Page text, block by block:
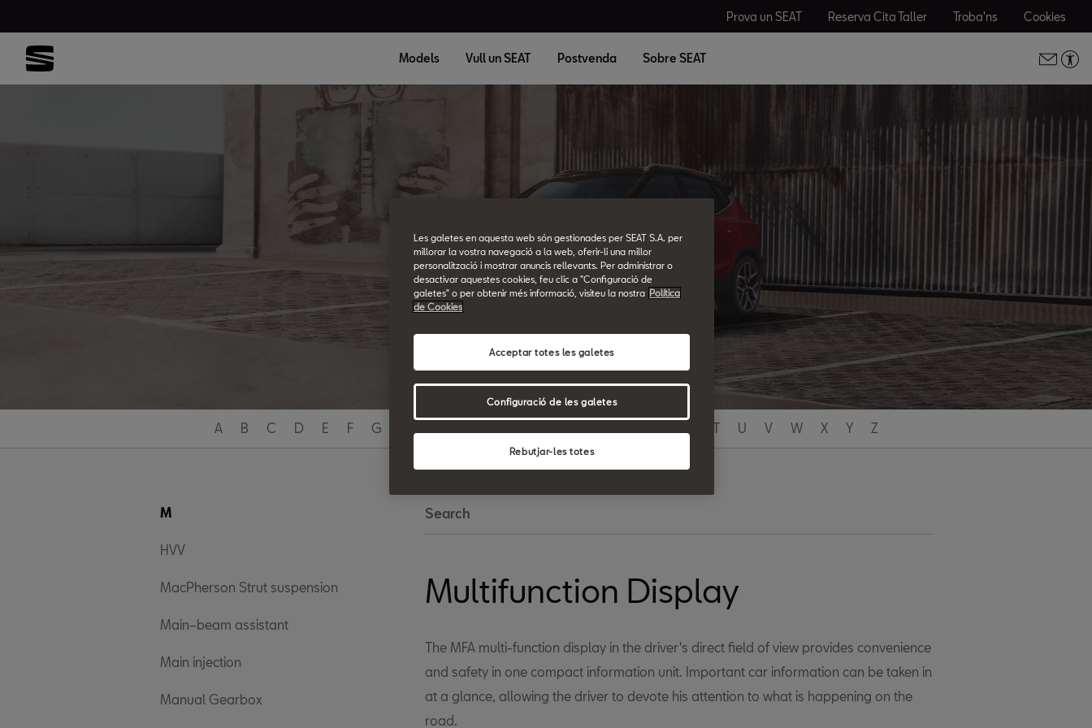
Prova un SEAT Reserva Cita Taller Troba'ns Cookies
Models Vull un SEAT Postvenda Sobre SEAT
All the details.
A B C D E F G T U V W X Y Z
M
HVV
MacPherson Strut suspension
Main–beam assistant
Main injection
Manual Gearbox
Search
Multifunction Display
The MFA multi-function display in the driver's direct field of view provides convenience
and safety in one compact information unit. Important car information can be taken in
at a glance, allowing the driver to devote his attention to what is happening on the
road.
Les galetes en aquesta web són gestionades per SEAT S.A. per
millorar la vostra navegació a la web, oferir-li una millor
personalització i mostrar anuncis rellevants. Per administrar o
desactivar aquestes cookies, feu clic a "Configuració de
galetes" o per obtenir més informació, visiteu la nostra Política
de Cookies
Rebutjar-les totes
Acceptar totes les galetes
Configuració de les galetes